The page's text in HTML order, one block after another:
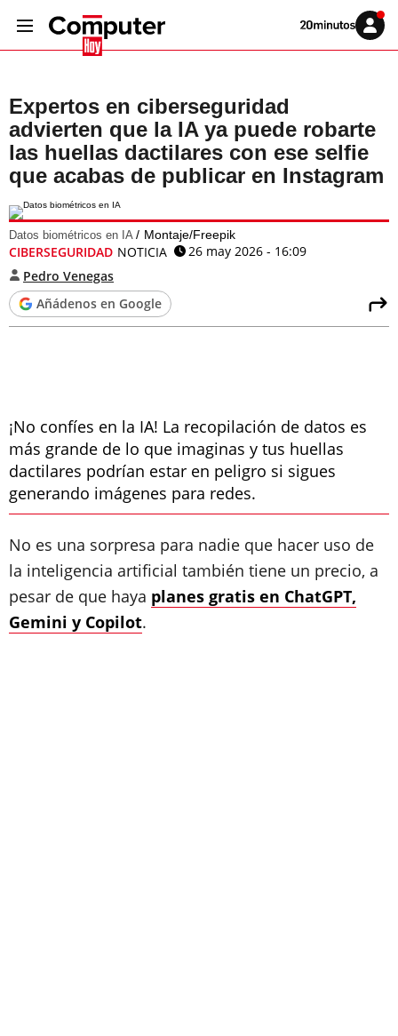
Volver
Iniciar
sesión
Expertos en ciberseguridad
advierten que la IA ya puede robarte
las huellas dactilares con ese selfie
que acabas de publicar en Instagram
Datos biométricos en IA Montaje/Freepik
CIBERSEGURIDAD NOTICIA
26 may 2026 - 16:09
Pedro Venegas
Añádenos en Google
¡No confíes en la IA! La recopilación de datos es
más grande de lo que imaginas y tus huellas
dactilares podrían estar en peligro si sigues
generando imágenes para redes.
No es una sorpresa para nadie que hacer uso de
la inteligencia artificial también tiene un precio, a
pesar de que haya planes gratis en ChatGPT,
Gemini y Copilot.